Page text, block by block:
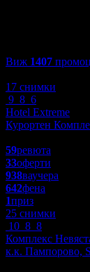
Виж 1407
17 снимки
9 8 6
Hotel Extreme
Курортен
59ревюта
33оферти
938ваучера
642фена
1приз
25 снимки
10 8 8
Комплекс
к.к. Пампорово,